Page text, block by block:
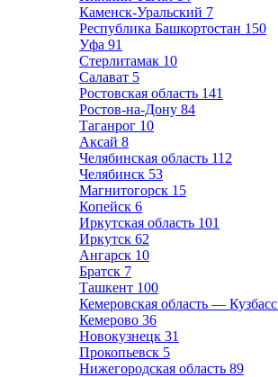
Каменск-Уральский 7
Республика Башкортостан 150
Уфа 91
Стерлитамак 10
Салават 5
Ростовская область 141
Ростов-на-Дону 84
Таганрог 10
Аксай 8
Челябинская область 112
Челябинск 53
Магнитогорск 15
Копейск 6
Иркутская область 101
Иркутск 62
Ангарск 10
Братск 7
Ташкент 100
Кемеровская область — Кузбасс
Кемерово 36
Новокузнецк 31
Прокопьевск 5
Нижегородская область 89